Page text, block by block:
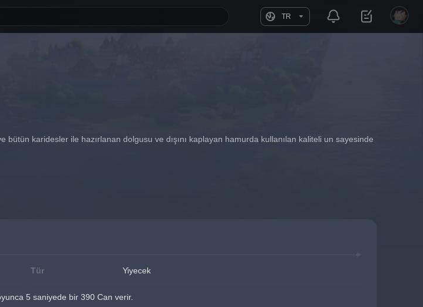
TR
bütün karidesler ile hazırlanan dolgusu ve dışını kaplayan hamurda kullanılan kaliteli un sayesinde
Tür Yiyecek
5 saniyede bir 390 Can verir.